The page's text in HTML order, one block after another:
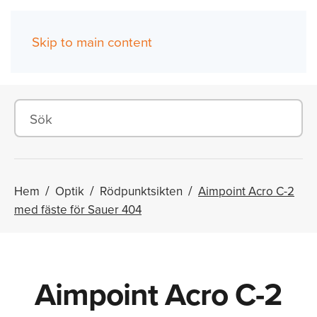
Skip to main content
Hem Optik Rödpunktsikten
Aimpoint Acro C-2
med fäste för Sauer 404
Aimpoint Acro C-2